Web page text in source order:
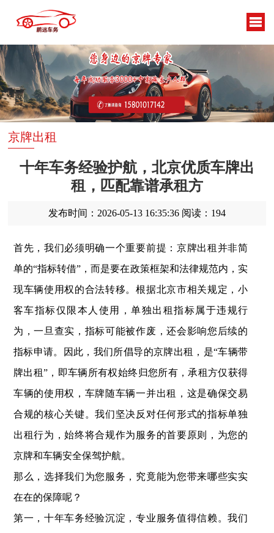
京牌出租
十年车务经验护航，北京优质车牌出
租，匹配靠谱承租方
发布时间：2026-05-13 16:35:36 阅读：194
首先，我们必须明确一个重要前提：京牌出租并非简
单的“指标转借”，而是要在政策框架和法律规范内，实
现车辆使用权的合法转移。根据北京市相关规定，小
客车指标仅限本人使用，单独出租指标属于违规行
为，一旦查实，指标可能被作废，还会影响您后续的
指标申请。因此，我们所倡导的京牌出租，是“车辆带
牌出租”，即车辆所有权始终归您所有，承租方仅获得
车辆的使用权，车牌随车辆一并出租，这是确保交易
合规的核心关键。我们坚决反对任何形式的指标单独
出租行为，始终将合规作为服务的首要原则，为您的
京牌和车辆安全保驾护航。
那么，选择我们为您服务，究竟能为您带来哪些实实
在在的保障呢？
第一，十年车务经验沉淀，专业服务值得信赖。我们